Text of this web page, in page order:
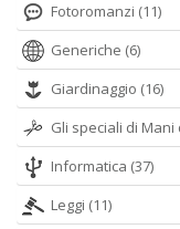
Fotoromanzi (11)
Generiche (6)
Giardinaggio (16)
Gli speciali di Mani
Informatica (37)
Leggi (11)